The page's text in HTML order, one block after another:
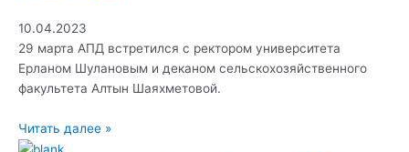
10.04.2023
29 марта АПД встретился с ректором университета
Ерланом Шулановым и деканом сельскохозяйственного
факультета Алтын Шаяхметовой.
Читать далее »